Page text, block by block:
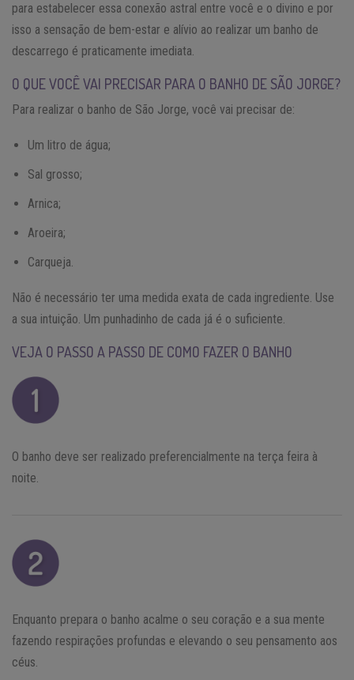
para estabelecer essa conexão astral entre você e o divino e por
isso a sensação de bem-estar e alívio ao realizar um banho de
descarrego é praticamente imediata.
O QUE VOCÊ VAI PRECISAR PARA O BANHO DE SÃO JORGE?
Para realizar o banho de São Jorge, você vai precisar de:
Um litro de água;
Sal grosso;
Arnica;
Aroeira;
Carqueja.
Não é necessário ter uma medida exata de cada ingrediente. Use
a sua intuição. Um punhadinho de cada já é o suficiente.
VEJA O PASSO A PASSO DE COMO FAZER O BANHO
O banho deve ser realizado preferencialmente na terça feira à
noite.
Enquanto prepara o banho acalme o seu coração e a sua mente
fazendo respirações profundas e elevando o seu pensamento aos
céus.